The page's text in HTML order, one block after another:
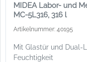
MIDEA Labor- und
MC-5L316, 316 l
Artikelnummer: 40195
Mit Glastür und Dual-
Feuchtigkeit